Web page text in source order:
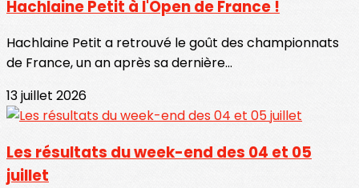
Hachlaine Petit à l'Open de France !
Hachlaine Petit a retrouvé le goût des championnats
de France, un an après sa dernière...
13 juillet 2026
Les résultats du week-end des 04 et 05
juillet